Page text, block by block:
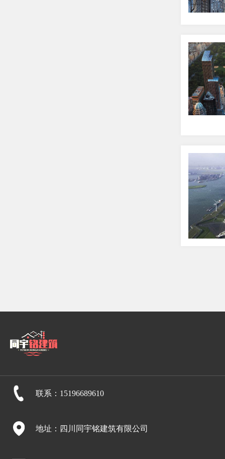
联系：15196689610
地址：四川同宇铭建筑有限公司